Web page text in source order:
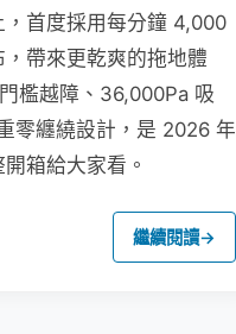
首度採用每分鐘 4,000
帶來更乾爽的拖地體
檻越障、36,000Pa 吸
零纏繞設計，是 2026 年
箱給大家看。
繼續閱讀→